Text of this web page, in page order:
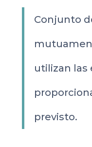
Conjunto
utilizan las
previsto.